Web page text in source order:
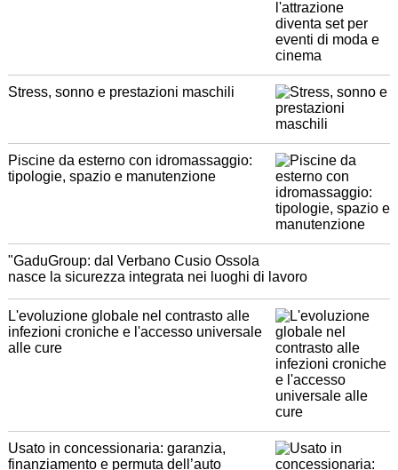
Stress, sonno e prestazioni maschili
Piscine da esterno con idromassaggio:
tipologie, spazio e manutenzione
"GaduGroup: dal Verbano Cusio Ossola
nasce la sicurezza integrata nei luoghi di lavoro
L'evoluzione globale nel contrasto alle
infezioni croniche e l'accesso universale
alle cure
Usato in concessionaria: garanzia,
finanziamento e permuta dell’auto